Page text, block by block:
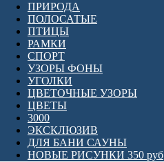
ПРИРОДА
ПОЛОСАТЫЕ
ПТИЦЫ
РАМКИ
СПОРТ
УЗОРЫ ФОНЫ
УГОЛКИ
ЦВЕТОЧНЫЕ УЗОРЫ
ЦВЕТЫ
3000
ЭКСКЛЮЗИВ
ДЛЯ БАНИ САУНЫ
НОВЫЕ РИСУНКИ 350 руб